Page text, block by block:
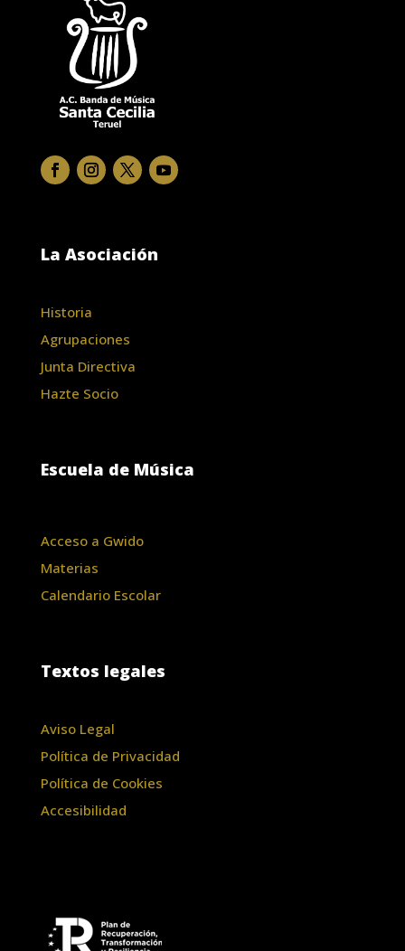
La Asociación
Historia
Agrupaciones
Junta Directiva
Hazte Socio
Escuela de Música
Acceso a Gwido
Materias
Calendario Escolar
Textos legales
Aviso Legal
Política de Privacidad
Política de Cookies
Accesibilidad